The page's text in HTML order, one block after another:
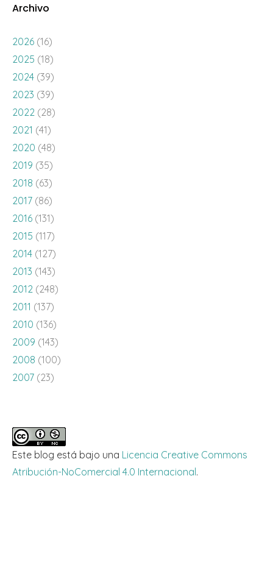
Archivo
2026 (16)
2025 (18)
2024 (39)
2023 (39)
2022 (28)
2021 (41)
2020 (48)
2019 (35)
2018 (63)
2017 (86)
2016 (131)
2015 (117)
2014 (127)
2013 (143)
2012 (248)
2011 (137)
2010 (136)
2009 (143)
2008 (100)
2007 (23)
Este blog está bajo una Licencia Creative Commons
Atribución-NoComercial 4.0 Internacional.